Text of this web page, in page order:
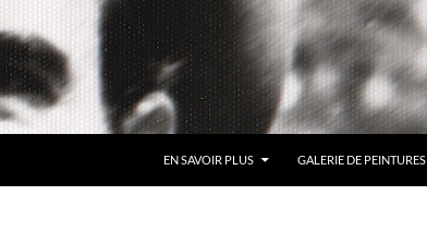
EN SAVOIR PLUS GALERIE DE PEINTURES